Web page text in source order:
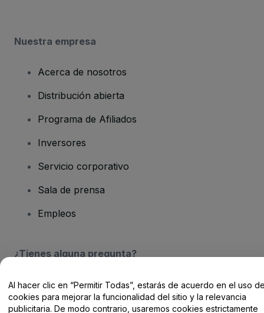
Nuestra empresa
Acerca de nosotros
Distribución abierta
Programa de Afiliados
Inversores
Servicio corporativo
Sala de prensa
Empleos
¿Tienes alguna pregunta?
Centro de Ayuda / Contacto
Al hacer clic en “Permitir Todas”, estarás de acuerdo en el uso
cookies para mejorar la funcionalidad del sitio y la relevancia
publicitaria. De modo contrario, usaremos cookies estrictamente